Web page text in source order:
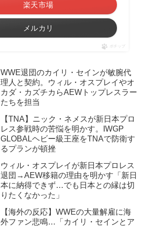
楽天市場
メルカリ
ポチップ
WWE退団のカイリ・セインが敏腕代
理人と契約。ウィル・オスプレイやオ
カダ・カズチカらAEWトップレスラー
たちを担当
【TNA】ニック・ネメスが新日本プロ
レス参戦時の苦悩を明かす。IWGP
GLOBALヘビー級王座をTNAで防衛す
るプランが頓挫
ウィル・オスプレイが新日本プロレス
退団→AEW移籍の理由を明かす「新日
本に納得できず…でも日本との縁は切
りたくなかった」
【海外の反応】WWEの大量解雇に海
外ファン悲鳴…「カイリ・セインとア